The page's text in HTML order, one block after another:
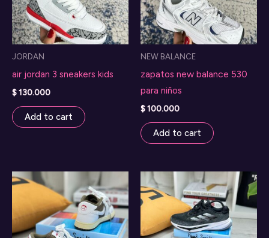
JORDAN
air jordan 3 sneakers kids
$130.000
Add to cart
NEW BALANCE
zapatos new balance 530
para niños
$100.000
Add to cart